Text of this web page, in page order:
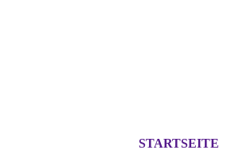
STARTSEITE